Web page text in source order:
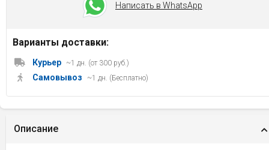
Написать в WhatsApp
Варианты доставки:
Курьер ~1 дн. (от 300 руб.)
Самовывоз ~1 дн. (Бесплатно)
Описание